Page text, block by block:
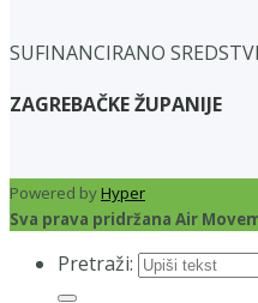
SUFINANCIRANO
ZAGREBAČKE ŽUPANIJE
Powered byHyper
Sva prava pridržana Air
Pretraži: